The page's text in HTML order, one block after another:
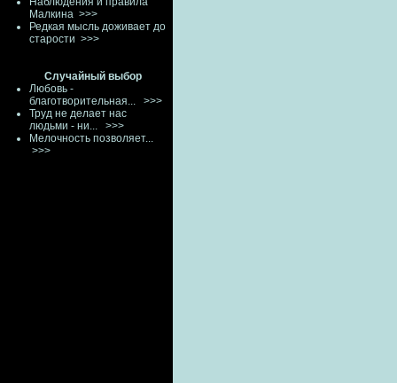
Малкина >>>
Редкая мысль доживает до
старости >>>
Случайный выбор
Любовь -
благотворительная...
>>>
Труд не делает нас
людьми - ни...
>>>
Мелочность позволяет...
>>>